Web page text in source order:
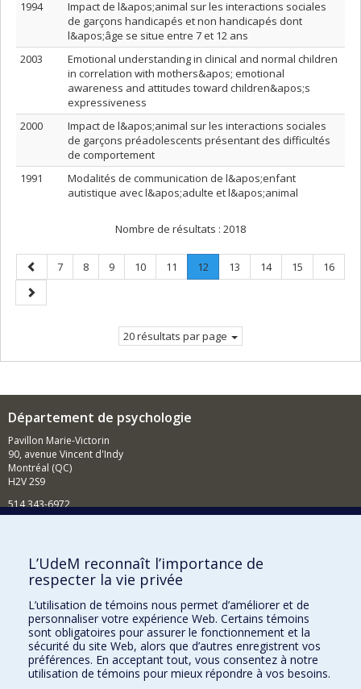
1994
Impact de l&apos;animal sur les interactions sociales
de garçons handicapés et non handicapés dont
l&apos;âge se situe entre 7 et 12 ans
2003
Emotional understanding in clinical and normal children
in correlation with mothers&apos; emotional
awareness and attitudes toward children&apos;s
expressiveness
2000
Impact de l&apos;animal sur les interactions sociales
de garçons préadolescents présentant des difficultés
de comportement
1991
Modalités de communication de l&apos;enfant
autistique avec l&apos;adulte et l&apos;animal
Nombre de résultats : 2018
Page
précédente
Page
7 Page
8 Page
9 Page
10 Page
11 Page
12
Page
Page
13 Page
14 Page
15 Page
16
Page
suivante
20 résultats par page
Département de psychologie
Pavillon Marie-Victorin
90, avenue Vincent d'Indy
Montréal (QC)
H2V 2S9
514 343-6972
Comment soutenir le Département?
BESOIN D'AIDE?
Plan du site
Signaler une erreur
Accessibilité
FACULTÉ DES ARTS ET DES SCIENCES
L’UdeM reconnaît l’importance de
respecter la vie privée
L’utilisation de témoins nous permet d’améliorer et de
personnaliser votre expérience Web. Certains témoins
sont obligatoires pour assurer le fonctionnement et la
sécurité du site Web, alors que d’autres enregistrent vos
préférences. En acceptant tout, vous consentez à notre
utilisation de témoins pour mieux répondre à vos besoins.